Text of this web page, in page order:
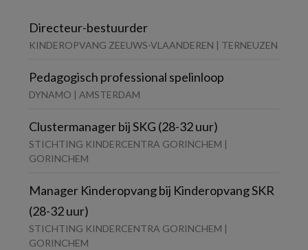
Directeur-bestuurder
KINDEROPVANG ZEEUWS-VLAANDEREN | TERNEUZEN
Pedagogisch professional spelinloop
DYNAMO | AMSTERDAM
Clustermanager bij SKG (28-32 uur)
STICHTING KINDERCENTRA GORINCHEM |
GORINCHEM
Manager Kinderopvang bij Kinderopvang SKR
(28-32 uur)
STICHTING KINDERCENTRA GORINCHEM |
GORINCHEM